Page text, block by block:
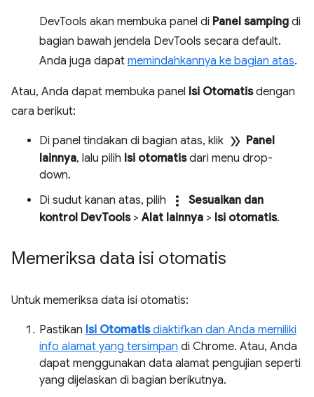
DevTools akan membuka panel di Panel samping di
bagian bawah jendela DevTools secara default.
Anda juga dapat memindahkannya ke bagian atas.
Atau, Anda dapat membuka panel Isi Otomatisdengan
cara berikut:
Di panel tindakan di bagian atas, klik double_arrow Panel
lainnya, lalu pilih Isi otomatisdari menu drop-
down.
Di sudut kanan atas, pilih
more_vert
Sesuaikan dan
kontrol DevTools>Alat lainnya > Isi otomatis.
Memeriksa data isi otomatis
Untuk memeriksa data isi otomatis:
Pastikan Isi Otomatisdiaktifkan dan Anda memiliki
info alamat yang tersimpan di Chrome. Atau, Anda
dapat menggunakan data alamat pengujian seperti
yang dijelaskan di bagian berikutnya.